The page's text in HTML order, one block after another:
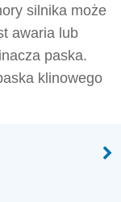
silnika może
awaria lub
paska.
klinowego